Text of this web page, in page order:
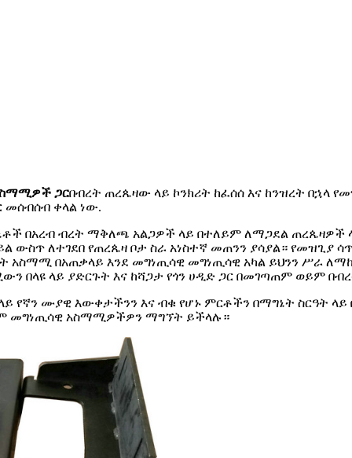
ጋርበብረት ጠረጴዛው ላይ ኮንክሪት ከፈሰሰ እና ከንዝረት በኋላ
መሰብሰብ ቀላል ነው.
በአረብ ብረት ማቅለጫ አልጋዎች ላይ በተለይም ለማጋደል ጠረጴዛዎች
ለተገደበ የጠረጴዛ ቦታ ስራ አነስተኛ መጠንን ያሳያል። የመዝጊያ
አስማሚ በአጠቃላይ እንደ መግነጢሳዊ መግነጢሳዊ አካል ይህንን ሥራ
በላዩ ላይ ያድርጉት እና ከሻጋታ የጎን ሀዲድ ጋር በመገጣጠም ወይም
የኛን ሙያዊ እውቀታችንን እና ብቁ የሆኑ ምርቶችን በማግኔት ስርዓት
መግነጢሳዊ አስማሚዎችዎን ማግኘት ይችላሉ።